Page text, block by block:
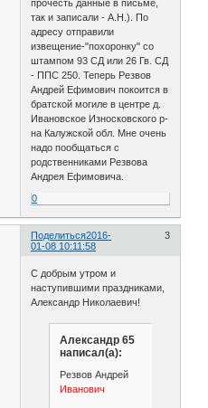
прочесть данные в письме,
так и записали - А.Н.). По
адресу отправили
извещение-"похоронку" со
штампом 93 СД или 26 Гв. СД
- ППС 250. Теперь Резвов
Андрей Ефимович покоится в
братской могиле в центре д.
Ивановское Износковского р-
на Калужской обл. Мне очень
надо пообщаться с
родственниками Резвова
Андрея Ефимовича.
0
Поделиться 3
2016-
01-08 10:11:58
С добрым утром и
наступившими праздниками,
Александр Николаевич!
Александр 65
написал(а):
Резвов Андрей
Иванович